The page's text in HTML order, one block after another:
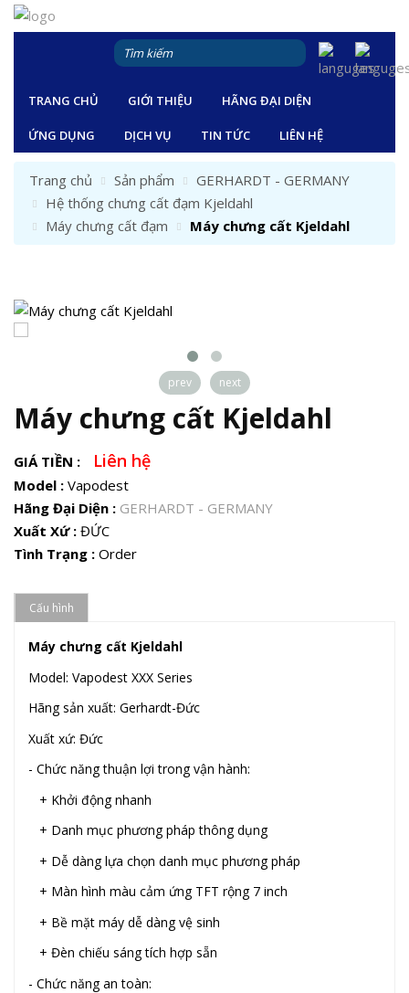
TRANG CHỦ GIỚI THIỆU HÃNG ĐẠI DIỆN
ỨNG DỤNG DỊCH VỤ TIN TỨC LIÊN HỆ
Trang chủ Sản phẩm
GERHARDT - GERMANY
Hệ thống chưng cất đạm Kjeldahl
Máy chưng cất đạm
Máy chưng cất Kjeldahl
prev next
Máy chưng cất Kjeldahl
GIÁ TIỀN : Liên hệ
Model : Vapodest
Hãng Đại Diện : GERHARDT - GERMANY
Xuất Xứ : ĐỨC
Tình Trạng : Order
Cấu hình
Máy chưng cất Kjeldahl
Model: Vapodest XXX Series
Hãng sản xuất: Gerhardt-Đức
Xuất xứ: Đức
- Chức năng thuận lợi trong vận hành:
+ Khởi động nhanh
+ Danh mục phương pháp thông dụng
+ Dễ dàng lựa chọn danh mục phương pháp
+ Màn hình màu cảm ứng TFT rộng 7 inch
+ Bề mặt máy dễ dàng vệ sinh
+ Đèn chiếu sáng tích hợp sẵn
- Chức năng an toàn: